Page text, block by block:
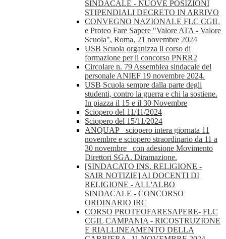
SINDACALE - NUOVE POSIZIONI
STIPENDIALI DECRETO IN ARRIVO
CONVEGNO NAZIONALE FLC CGIL
e Proteo Fare Sapere "Valore ATA - Valore
Scuola", Roma, 21 novembre 2024
USB Scuola organizza il corso di
formazione per il concorso PNRR2
Circolare n. 79 Assemblea sindacale del
personale ANIEF 19 novembre 2024.
USB Scuola sempre dalla parte degli
studenti, contro la guerra e chi la sostiene.
In piazza il 15 e il 30 Novembre
Sciopero del 11/11/2024
Sciopero del 15/11/2024
ANQUAP_ sciopero intera giornata 11
novembre e sciopero straordinario da 11 a
30 novembre_ con adesione Movimento
Direttori SGA. Diramazione.
[SINDACATO INS. RELIGIONE -
SAIR NOTIZIE] AI DOCENTI DI
RELIGIONE - ALL'ALBO
SINDACALE - CONCORSO
ORDINARIO IRC
CORSO PROTEOFARESAPERE- FLC
CGIL CAMPANIA - RICOSTRUZIONE
E RIALLINEAMENTO DELLA